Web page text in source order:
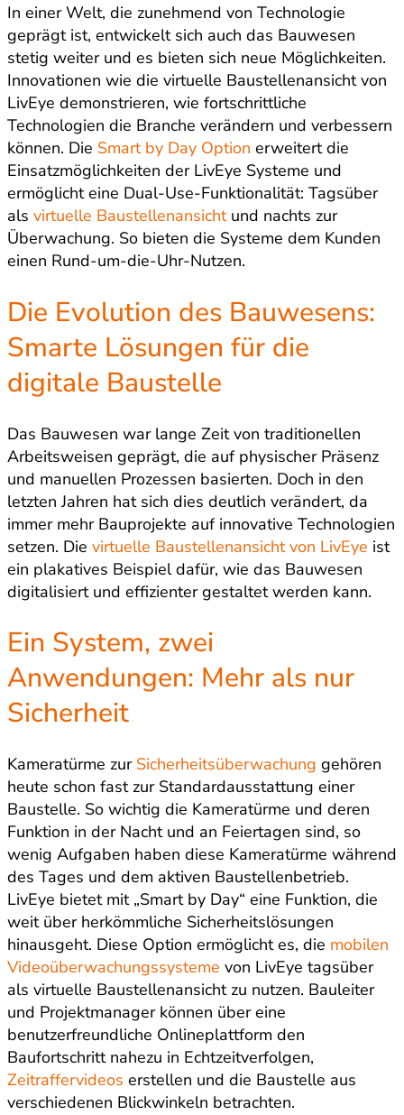
In einer Welt, die zunehmend von Technologie
geprägt ist, entwickelt sich auch das Bauwesen
stetig weiter und es bieten sich neue Möglichkeiten.
Innovationen wie die virtuelle Baustellenansicht von
LivEye demonstrieren, wie fortschrittliche
Technologien die Branche verändern und verbessern
können. Die Smart by Day Option erweitert die
Einsatzmöglichkeiten der LivEye Systeme und
ermöglicht eine Dual-Use-Funktionalität: Tagsüber
als virtuelle Baustellenansichtund nachts zur
Überwachung. So bieten die Systeme dem Kunden
einen Rund-um-die-Uhr-Nutzen.
Die Evolution des Bauwesens:
Smarte Lösungen für die
digitale Baustelle
Das Bauwesen war lange Zeit von traditionellen
Arbeitsweisen geprägt, die auf physischer Präsenz
und manuellen Prozessen basierten. Doch in den
letzten Jahren hat sich dies deutlich verändert, da
immer mehr Bauprojekte auf innovative Technologien
setzen. Die virtuelle Baustellenansicht von LivEye ist
ein plakatives Beispiel dafür, wie das Bauwesen
digitalisiert und effizienter gestaltet werden kann.
Ein System, zwei
Anwendungen: Mehr als nur
Sicherheit
Kameratürme zur Sicherheitsüberwachung gehören
heute schon fast zur Standardausstattung einer
Baustelle. So wichtig die Kameratürme und deren
Funktion in der Nacht und an Feiertagen sind, so
wenig Aufgaben haben diese Kameratürme während
des Tages und dem aktiven Baustellenbetrieb.
LivEye bietet mit „Smart by Day“ eine Funktion, die
weit über herkömmliche Sicherheitslösungen
hinausgeht. Diese Option ermöglicht es, die mobilen
Videoüberwachungssysteme von LivEye tagsüber
als virtuelle Baustellenansicht zu nutzen. Bauleiter
und Projektmanager können über eine
benutzerfreundliche Onlineplattform den
Baufortschritt nahezu in Echtzeitverfolgen,
Zeitraffervideos erstellen und die Baustelle aus
verschiedenen Blickwinkeln betrachten.